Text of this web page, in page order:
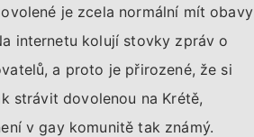
je zcela normální mít obavy
internetu kolují stovky zpráv o
a proto je přirozené, že si
strávit dovolenou na Krétě,
v gay komunitě tak známý.